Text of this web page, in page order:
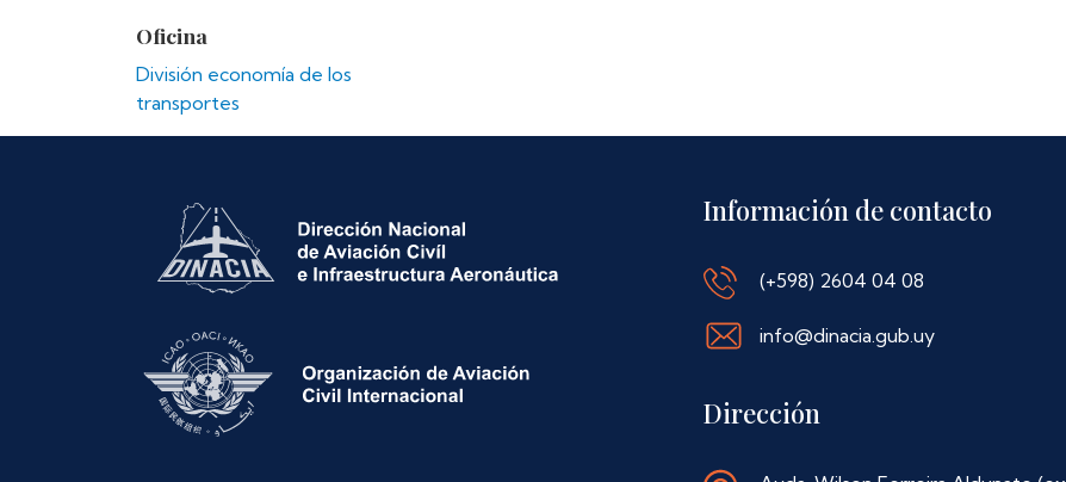
Oficina
División economía de los
transportes
Información de contacto
(+598) 2604 04 08
info@dinacia.gub.uy
Dirección